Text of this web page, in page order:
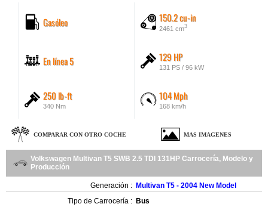
Gasóleo 150.2 cu-in
2461 cm3
En línea 5 129 HP
131 PS / 96 kW
250 lb-ft
340 Nm
104 Mph
168 km/h
COMPARAR CON OTRO COCHE MAS IMAGENES
Volkswagen Multivan T5 SWB 2.5 TDI 131HP Carrocería, Modelo y
Producción
Generación : Multivan T5 - 2004 New Model
Tipo de Carrocería : Bus